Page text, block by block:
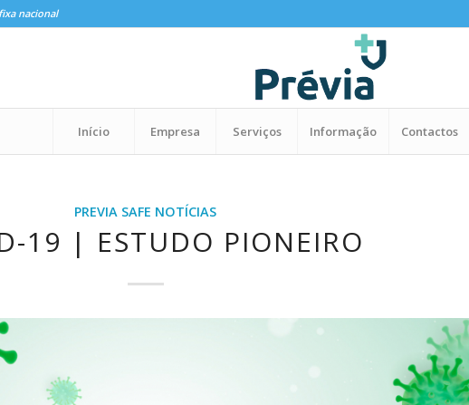
nacional
Início Empresa Serviços Informação Contactos
PREVIA SAFE NOTÍCIAS
19 | ESTUDO PIONEIRO